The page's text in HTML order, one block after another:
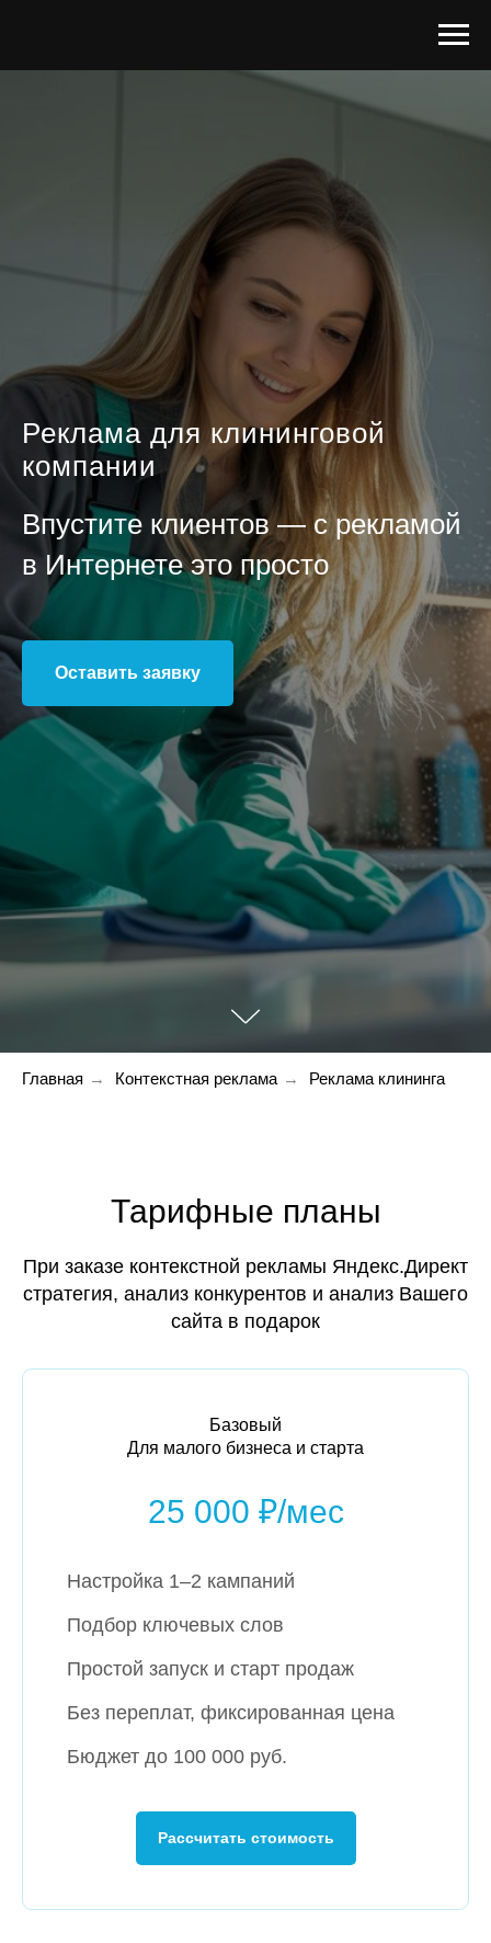
Реклама для клининговой
компании
Впустите клиентов — с рекламой
в Интернете это просто
Оставить заявку
Главная → Контекстная реклама → Реклама клининга
Тарифные планы
При заказе контекстной рекламы Яндекс.Директ
стратегия, анализ конкурентов и анализ Вашего
сайта в подарок
Базовый
Для малого бизнеса и старта
25 000 ₽/мес
Настройка 1–2 кампаний
Подбор ключевых слов
Простой запуск и старт продаж
Без переплат, фиксированная цена
Бюджет до 100 000 руб.
Рассчитать стоимость